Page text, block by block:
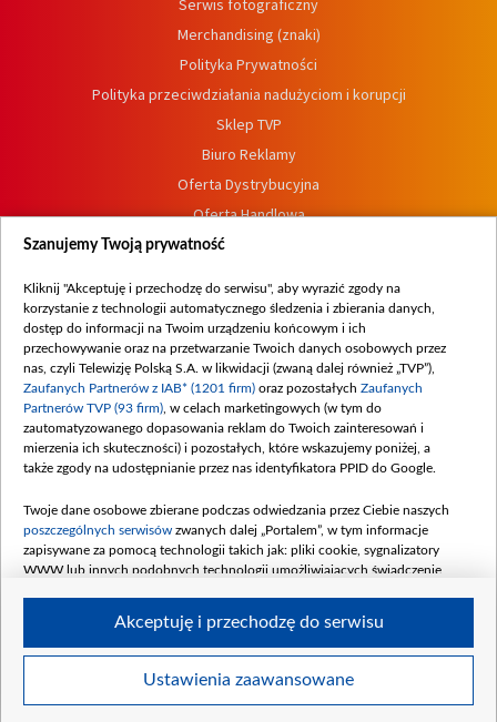
Serwis fotograficzny
Merchandising (znaki)
Polityka Prywatności
Polityka przeciwdziałania nadużyciom i korupcji
Sklep TVP
Biuro Reklamy
Oferta Dystrybucyjna
Oferta Handlowa
Dostępność
Procedura zgłoszeń wewnętrznych
© 2026 Telewizja Polska S. A. w likwidacji
Szanujemy Twoją prywatność
Kliknij "Akceptuję i przechodzę do serwisu", aby wyrazić zgody na
korzystanie z technologii automatycznego śledzenia i zbierania danych,
dostęp do informacji na Twoim urządzeniu końcowym i ich
przechowywanie oraz na przetwarzanie Twoich danych osobowych przez
nas, czyli Telewizję Polską S.A. w likwidacji (zwaną dalej również „TVP”),
Zaufanych Partnerów z IAB* (1201 firm) oraz pozostałych Zaufanych
Partnerów TVP (93 firm) , w celach marketingowych (w tym do
zautomatyzowanego dopasowania reklam do Twoich zainteresowań i
mierzenia ich skuteczności) i pozostałych, które wskazujemy poniżej, a
także zgody na udostępnianie przez nas identyfikatora PPID do Google.
Twoje dane osobowe zbierane podczas odwiedzania przez Ciebie naszych
poszczególnych serwisów zwanych dalej „Portalem”, w tym informacje
zapisywane za pomocą technologii takich jak: pliki cookie, sygnalizatory
WWW lub innych podobnych technologii umożliwiających świadczenie
Twoje dane osobowe zbierane podczas odwiedzania przez Ciebie
Ustawienia zaawansowane
Akceptuję i przechodzę do serwisu